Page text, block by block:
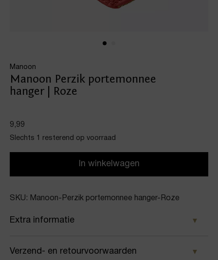
Manoon
Manoon Perzik portemonnee
hanger | Roze
9,99
Slechts 1 resterend op voorraad
In winkelwagen
SKU: Manoon-Perzik portemonnee hanger-Roze
Extra informatie
Kleur
Verzend- en retourvoorwaarden